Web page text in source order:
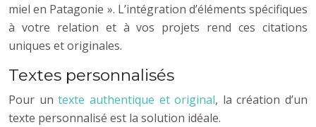
miel en Patagonie ». L’intégration d’éléments spécifiques
à votre relation et à vos projets rend ces citations
uniques et originales.
Textes personnalisés
Pour untexte authentique et original, la création d’un
texte personnalisé est la solution idéale.